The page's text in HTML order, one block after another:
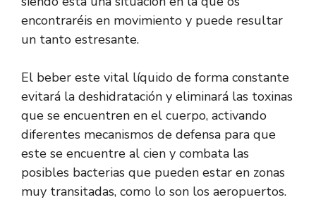
encontraréis en movimiento y puede resultar
un tanto estresante.
El beber este vital líquido de forma constante
evitará la deshidratación y eliminará las toxinas
que se encuentren en el cuerpo, activando
diferentes mecanismos de defensa para que
este se encuentre al cien y combata las
posibles bacterias que pueden estar en zonas
muy transitadas, como lo son los aeropuertos.